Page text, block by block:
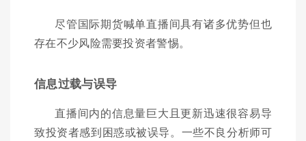
尽管国际期货喊单直播间具有诸多优势但也
存在不少风险需要投资者警惕。
信息过载与误导
直播间内的信息量巨大且更新迅速很容易导
致投资者感到困惑或被误导。一些不良分析师可